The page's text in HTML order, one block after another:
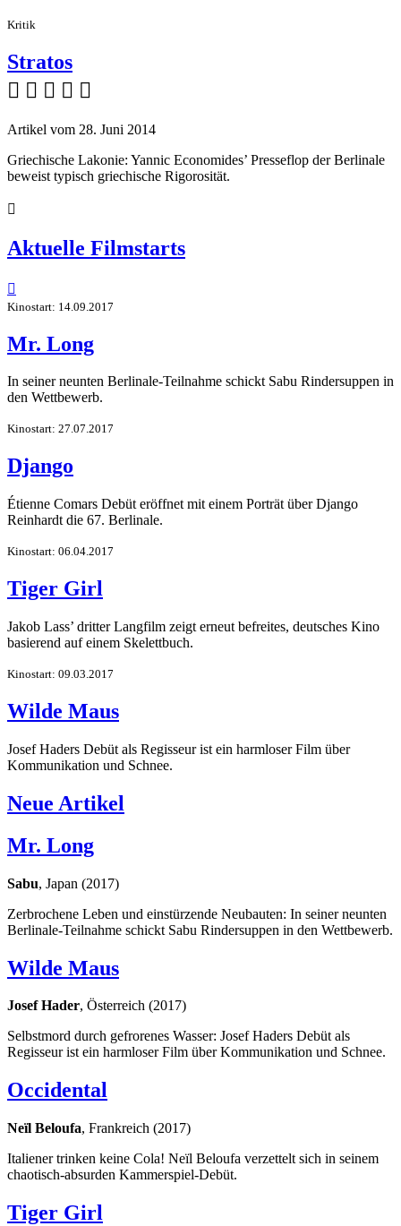
Kritik
Stratos
    
Artikel vom 28. Juni 2014
Griechische Lakonie: Yannic Economides’ Presseflop der Berlinale
beweist typisch griechische Rigorosität.

Aktuelle Filmstarts

Kinostart: 14.09.2017
Mr. Long
In seiner neunten Berlinale-Teilnahme schickt Sabu Rindersuppen in
den Wettbewerb.
Kinostart: 27.07.2017
Django
Étienne Comars Debüt eröffnet mit einem Porträt über Django
Reinhardt die 67. Berlinale.
Kinostart: 06.04.2017
Tiger Girl
Jakob Lass’ dritter Langfilm zeigt erneut befreites, deutsches Kino
basierend auf einem Skelettbuch.
Kinostart: 09.03.2017
Wilde Maus
Josef Haders Debüt als Regisseur ist ein harmloser Film über
Kommunikation und Schnee.
Neue Artikel
Mr. Long
Sabu, Japan (2017)
Zerbrochene Leben und einstürzende Neubauten: In seiner neunten
Berlinale-Teilnahme schickt Sabu Rindersuppen in den Wettbewerb.
Wilde Maus
Josef Hader, Österreich (2017)
Selbstmord durch gefrorenes Wasser: Josef Haders Debüt als
Regisseur ist ein harmloser Film über Kommunikation und Schnee.
Occidental
Neïl Beloufa, Frankreich (2017)
Italiener trinken keine Cola! Neïl Beloufa verzettelt sich in seinem
chaotisch-absurden Kammerspiel-Debüt.
Tiger Girl